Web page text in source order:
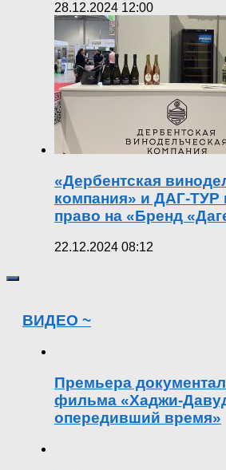
28.12.2024 12:00
«Дербентская
компания» и ДАГ-ТУР
право на «Бренд
22.12.2024 08:12
ВИДЕО ~
Премьера
фильма «Хаджи-
опередивший время»